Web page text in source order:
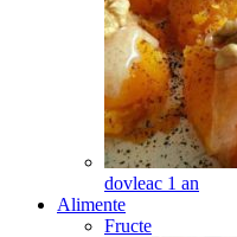
dovleac 1 an
Alimente
Fructe